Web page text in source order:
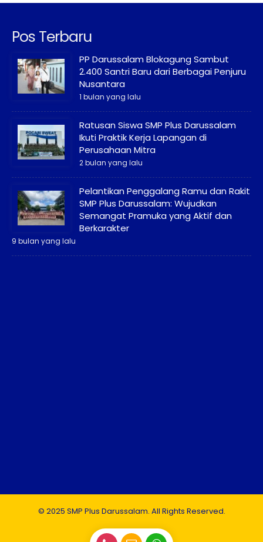
Pos Terbaru
PP Darussalam Blokagung Sambut
2.400 Santri Baru dari Berbagai Penjuru
Nusantara
1 bulan yang lalu
Ratusan Siswa SMP Plus Darussalam
Ikuti Praktik Kerja Lapangan di
Perusahaan Mitra
2 bulan yang lalu
Pelantikan Penggalang Ramu dan Rakit
SMP Plus Darussalam: Wujudkan
Semangat Pramuka yang Aktif dan
Berkarakter
9 bulan yang lalu
© 2025 SMP Plus Darussalam. All Rights Reserved.